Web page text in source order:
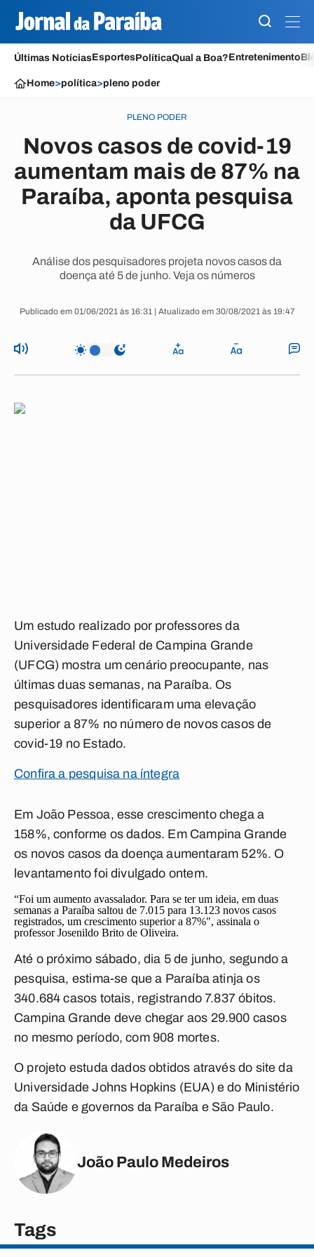
Últimas NotíciasEsportesPolíticaQual a Boa?Entretenimento
Home>política>pleno poder
PLENO PODER
Novos casos de covid-19
aumentam mais de 87% na
Paraíba, aponta pesquisa
da UFCG
Análise dos pesquisadores projeta novos casos da
doença até 5 de junho. Veja os números
Publicado em 01/06/2021 às 16:31 | Atualizado em 30/08/2021 às 19:47
Um estudo realizado por professores da
Universidade Federal de Campina Grande
(UFCG) mostra um cenário preocupante, nas
últimas duas semanas, na Paraíba. Os
pesquisadores identificaram uma elevação
superior a 87% no número de novos casos de
covid-19 no Estado.
Confira a pesquisa na íntegra
Em João Pessoa, esse crescimento chega a
158%, conforme os dados. Em Campina Grande
os novos casos da doença aumentaram 52%. O
levantamento foi divulgado ontem.
“Foi um aumento avassalador. Para se ter um ideia, em duas
semanas a Paraíba saltou de 7.015 para 13.123 novos casos
registrados, um crescimento superior a 87%", assinala o
professor Josenildo Brito de Oliveira.
Até o próximo sábado, dia 5 de junho, segundo a
pesquisa, estima-se que a Paraíba atinja os
340.684 casos totais, registrando 7.837 óbitos.
Campina Grande deve chegar aos 29.900 casos
no mesmo período, com 908 mortes.
O projeto estuda dados obtidos através do site da
Universidade Johns Hopkins (EUA) e do Ministério
da Saúde e governos da Paraíba e São Paulo.
João Paulo Medeiros
Tags